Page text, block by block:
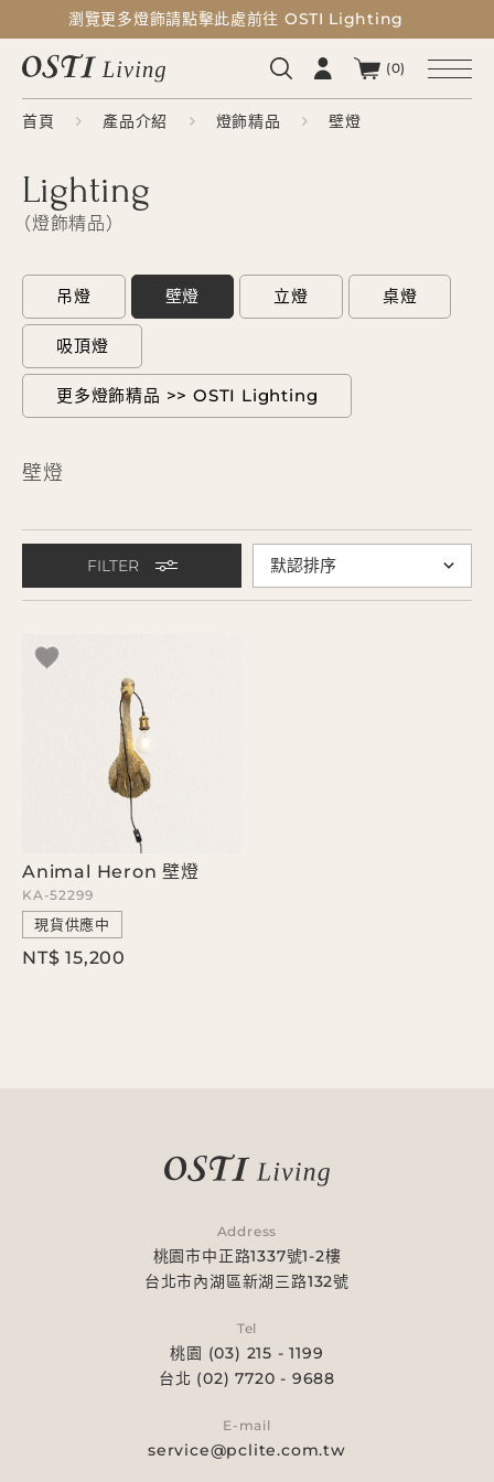
瀏覽更多燈飾請點擊此處前往 OSTI Lighting
瀏覽更多燈飾請點擊此處前往 OSTI Lighting
(0)
首頁 產品介紹 燈飾精品 壁燈
Lighting
燈飾精品
吊燈 壁燈 立燈 桌燈
吸頂燈
更多燈飾精品 >> OSTI Lighting
壁燈
FILTER
Animal Heron 壁燈
KA-52299
現貨供應中
NT$ 15,200
Address
桃園市中正路1337號1-2樓
台北市內湖區新湖三路132號
Tel
桃園 (03) 215 - 1199
台北 (02) 7720 - 9688
E-mail
service@pclite.com.tw